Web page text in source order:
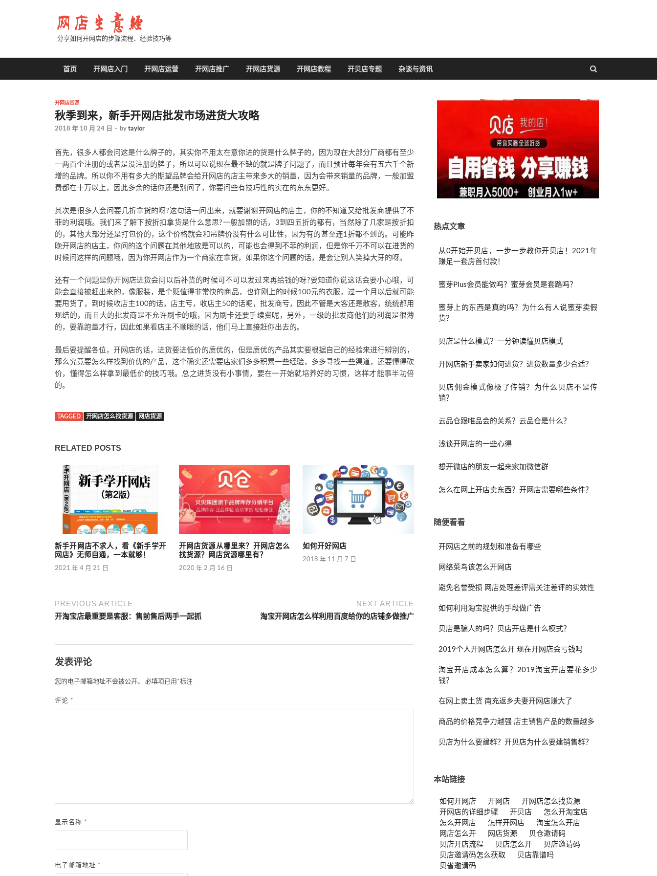
分享如何开网店的步骤流程、经验技巧等
首页 开网店入门 开网店运营 开网店推广 开网店货源 开网店教程 开贝店专题 杂谈与资讯
开网店货源
秋季到来，新手开网店批发市场进货大攻略
2018 年 10 月 24 日 - by taylor
首先，很多人都会问这是什么牌子的，其实你不用太在意你进的货是什么牌子的，因为现在大部分厂商都有至少
一两百个注册的或者是没注册的牌子，所以可以说现在最不缺的就是牌子问题了，而且预计每年会有五六千个新
增的品牌。所以你不用有多大的期望品牌会给开网店的店主带来多大的销量，因为会带来销量的品牌，一般加盟
费都在十万以上，因此多余的话你还是别问了，你要问些有技巧性的实在的东东更好。
其次是很多人会问要几折拿货的呀?这句话一问出来，就要谢谢开网店的店主，你的不知道又给批发商提供了不
菲的利润哦。我们来了解下按折扣拿货是什么意思?一般加盟的话，3到四五折的都有，当然除了几家是按折扣
的，其他大部分还是打包价的，这个价格就会和吊牌价没有什么可比性，因为有的甚至连1折都不到的。可能昨
晚开网店的店主，你问的这个问题在其他地放是可以的，可能也会得到不菲的利润，但是你千万不可以在进货的
时候问这样的问题哦，因为你开网店作为一个商家在拿货，如果你这个问题的话，是会让别人笑掉大牙的呀。
还有一个问题是你开网店进货会问以后补货的时候可不可以发过来再给钱的呀?要知道你说这话会要小心哦，可
能会直接被赶出来的，像服装，是个贬值得非常快的商品，也许刚上的时候100元的衣服，过一个月以后就可能
要甩货了，到时候收店主100的话，店主亏，收店主50的话呢，批发商亏，因此不管是大客还是散客，统统都用
现结的，而且大的批发商是不允许刷卡的哦，因为刷卡还要手续费呢，另外，一级的批发商他们的利润是很薄
的，要靠跑量才行，因此如果看店主不顺眼的话，他们马上直接赶你出去的。
最后要提醒各位，开网店的话，进货要进低价的质优的，但是质优的产品其实要根据自己的经验来进行辨别的，
那么究竟要怎么样找到价优的产品，这个确实还需要店家们多多积累一些经验，多多寻找一些渠道，还要懂得砍
价，懂得怎么样拿到最低价的技巧哦。总之进货没有小事情，要在一开始就培养好的习惯，这样才能事半功倍
的。
TAGGED 开网店怎么找货源 网店货源
RELATED POSTS
新手开网店不求人，看《新手学开
网店》无师自通，一本就够！
2021 年 4 月 21 日
开网店货源从哪里来？开网店怎么
找货源？网店货源哪里有？
2020 年 2 月 16 日
如何开好网店
2018 年 11 月 7 日
PREVIOUS ARTICLE
开淘宝店最重要是客服：售前售后两手一起抓
NEXT ARTICLE
淘宝开网店怎么样利用百度给你的店铺多做推广
发表评论
您的电子邮箱地址不会被公开。 必填项已用 *标注
评论 *
显示名称 *
电子邮箱地址 *
热点文章
从0开始开贝店，一步一步教你开贝店！2021年
赚足一套房首付款！
蜜芽Plus会员能做吗？蜜芽会员是套路吗？
蜜芽上的东西是真的吗？为什么有人说蜜芽卖假
货？
贝店是什么模式？一分钟读懂贝店模式
开网店新手卖家如何进货？进货数量多少合适？
贝店佣金模式像极了传销？为什么贝店不是传
销？
云品仓跟唯品会的关系？云品仓是什么？
浅谈开网店的一些心得
想开微店的朋友一起来家加微信群
怎么在网上开店卖东西？开网店需要哪些条件？
随便看看
开网店之前的规划和准备有哪些
网络菜鸟该怎么开网店
避免名誉受损 网店处理差评需关注差评的实效性
如何利用淘宝提供的手段做广告
贝店是骗人的吗？贝店开店是什么模式？
2019个人开网店怎么开 现在开网店会亏钱吗
淘宝开店成本怎么算？2019淘宝开店要花多少
钱？
在网上卖土货 南充返乡夫妻开网店赚大了
商品的价格竞争力越强 店主销售产品的数量越多
贝店为什么要建群？开贝店为什么要建销售群？
本站链接
如何开网店 开网店
开网店怎么找货源
开网店的详细步骤
开贝店
怎么开淘宝店
怎么开网店
怎样开网店
淘宝怎么开店
网店怎么开
网店货源
贝仓邀请码
贝店开店流程
贝店怎么开
贝店邀请码
贝店邀请码怎么获取
贝店靠谱吗
贝省邀请码